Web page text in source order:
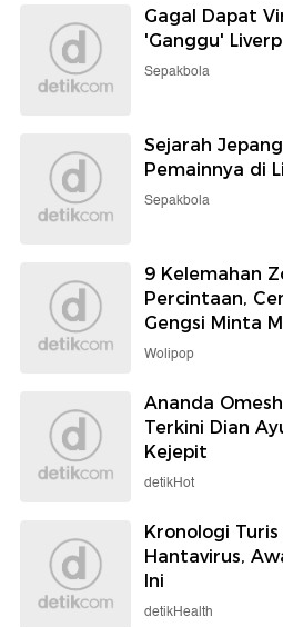
Gagal Dapat
'Ganggu'
Sepakbola
Sejarah
Pemainnya di
Sepakbola
9 Kelemahan
Percintaan,
Gengsi Minta
Wolipop
Ananda
Terkini Dian
Kejepit
detikHot
Kronologi
Hantavirus,
Ini
detikHealth